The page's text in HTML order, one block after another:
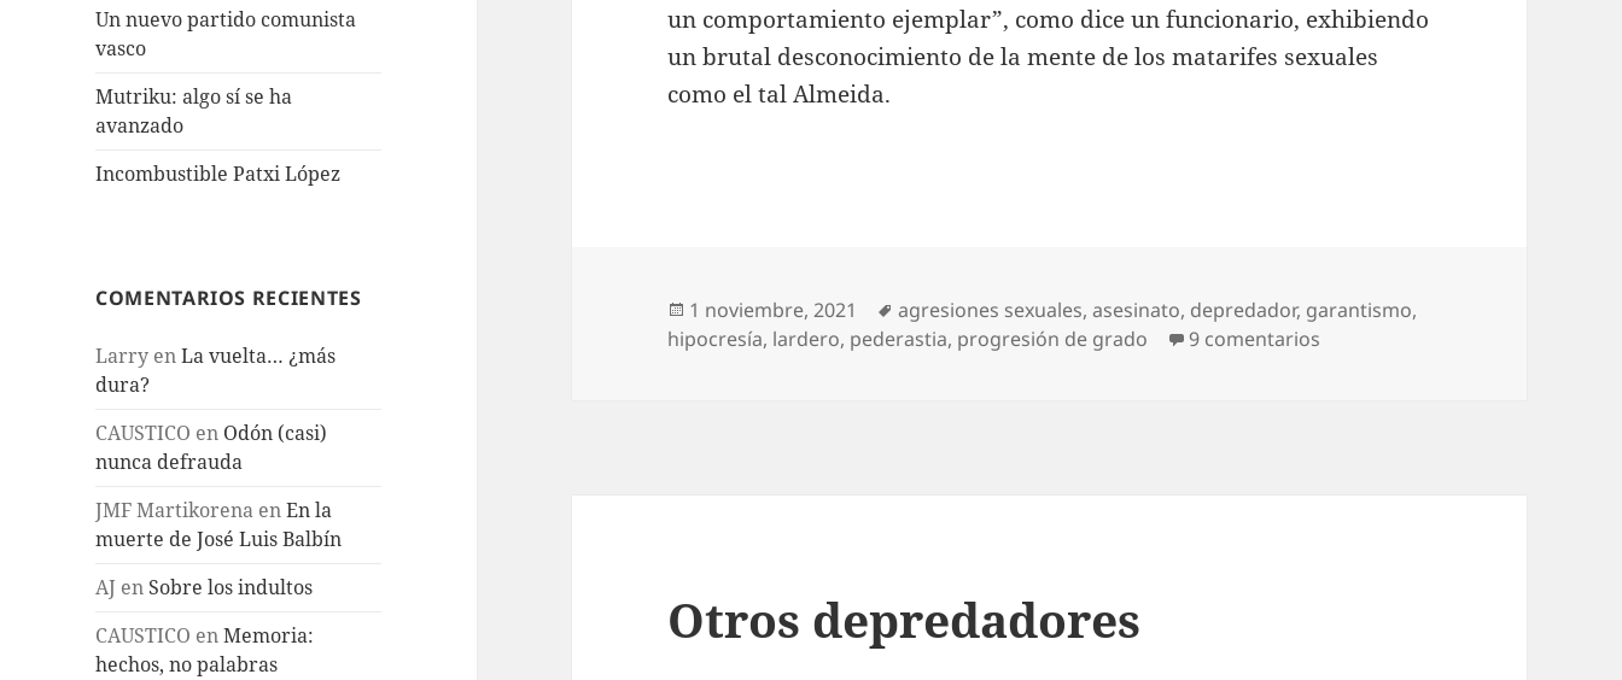
Un nuevo partido comunista
vasco
Mutriku: algo sí se ha
avanzado
Incombustible Patxi López
COMENTARIOS RECIENTES
Larry enLa vuelta… ¿más
dura?
CAUSTICO en Odón (casi)
nunca defrauda
JMF Martikorena enEn la
muerte de José Luis Balbín
AJ en Sobre los indultos
CAUSTICO enMemoria:
hechos, no palabras
un comportamiento ejemplar”, como dice un funcionario, exhibiendo
un brutal desconocimiento de la mente de los matarifes sexuales
como el tal Almeida.
Publicado
el
1 noviembre, 2021 Etiquetas
agresiones sexuales,asesinato, depredador, garantismo,
hipocresía, lardero, pederastia, progresión de grado 9 comentarios
Otros depredadores